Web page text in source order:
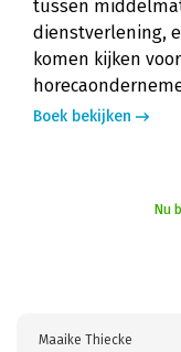
tussen
dienstverlening,
komen kijken
Boek bekijken
Nu
Maaike Thiecke